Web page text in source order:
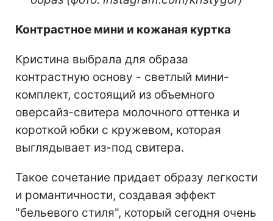
Контрастное мини и кожаная куртка
Кристина выбрала для образа
контрастную основу - светлый мини-
комплект, состоящий из объемного
оверсайз-свитера молочного оттенка и
короткой юбки с кружевом, которая
выглядывает из-под свитера.
Такое сочетание придает образу легкости
и романтичности, создавая эффект
"бельевого стиля", который сегодня очень